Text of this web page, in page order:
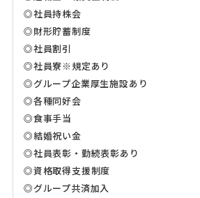
◎社員持株会
◎財形貯蓄制度
◎社員割引
◎社員寮※規定あり
◎グループ企業厚生施設あり
◎各種同好会
◎食事手当
◎結婚祝い金
◎社員表彰・勤続表彰あり
◎資格取得支援制度
◎グループ共済加入